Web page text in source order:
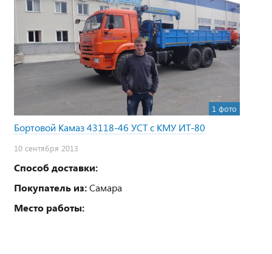
1 фото
Бортовой Камаз 43118-46 УСТ с КМУ ИТ-80
10 сентября 2013
Способ доставки:
Покупатель из:Самара
Место работы: